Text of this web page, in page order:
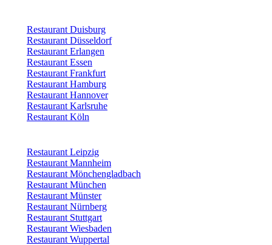
Restaurant Duisburg
Restaurant Düsseldorf
Restaurant Erlangen
Restaurant Essen
Restaurant Frankfurt
Restaurant Hamburg
Restaurant Hannover
Restaurant Karlsruhe
Restaurant Köln
Restaurant Leipzig
Restaurant Mannheim
Restaurant Mönchengladbach
Restaurant München
Restaurant Münster
Restaurant Nürnberg
Restaurant Stuttgart
Restaurant Wiesbaden
Restaurant Wuppertal